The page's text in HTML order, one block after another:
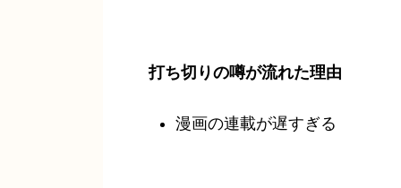
打ち切りの噂が流れた理由
漫画の連載が遅すぎる